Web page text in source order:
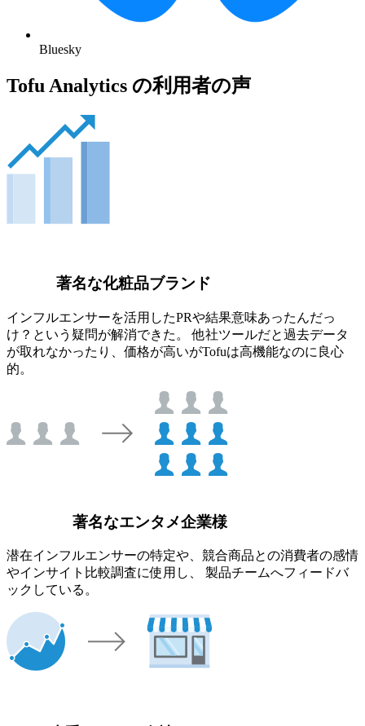
Bluesky
Tofu Analytics の利用者の声
著名な化粧品ブランド
インフルエンサーを活用したPRや結果意味あったんだっ
け？という疑問が解消できた。 他社ツールだと過去データ
が取れなかったり、価格が高いがTofuは高機能なのに良心
的。
著名なエンタメ企業様
潜在インフルエンサーの特定や、競合商品との消費者の感情
やインサイト比較調査に使用し、 製品チームへフィードバ
ックしている。